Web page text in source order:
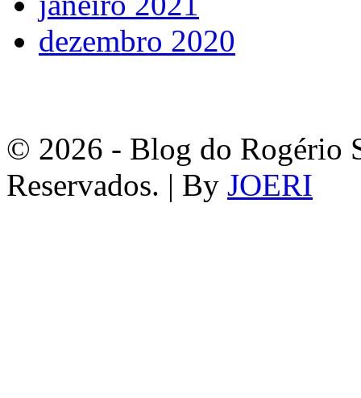
dezembro 2020
© 2026 - Blog do Rogério
Reservados. | By JOERI